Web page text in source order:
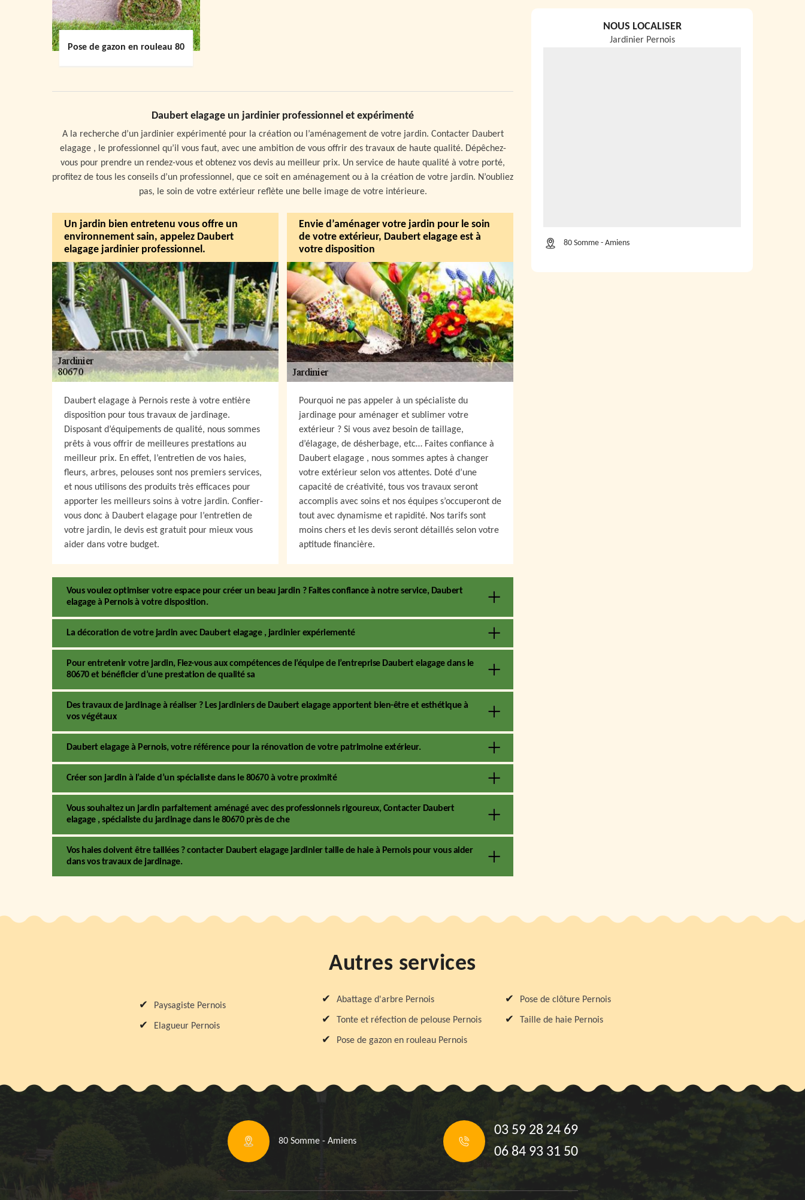
Pose de gazon en rouleau 80
Daubert elagage un jardinier professionnel et expérimenté
A la recherche d’un jardinier expérimenté pour la création ou l’aménagement de votre jardin. Contacter Daubert
elagage , le professionnel qu’il vous faut, avec une ambition de vous offrir des travaux de haute qualité. Dépêchez-
vous pour prendre un rendez-vous et obtenez vos devis au meilleur prix. Un service de haute qualité à votre porté,
profitez de tous les conseils d’un professionnel, que ce soit en aménagement ou à la création de votre jardin. N’oubliez
pas, le soin de votre extérieur reflète une belle image de votre intérieure.
Un jardin bien entretenu vous offre un
environnement sain, appelez Daubert
elagage jardinier professionnel.
Daubert elagage à Pernois reste à votre entière
disposition pour tous travaux de jardinage.
Disposant d’équipements de qualité, nous sommes
prêts à vous offrir de meilleures prestations au
meilleur prix. En effet, l’entretien de vos haies,
fleurs, arbres, pelouses sont nos premiers services,
et nous utilisons des produits très efficaces pour
apporter les meilleurs soins à votre jardin. Confier-
vous donc à Daubert elagage pour l’entretien de
votre jardin, le devis est gratuit pour mieux vous
aider dans votre budget.
Envie d’aménager votre jardin pour le soin
de votre extérieur, Daubert elagage est à
votre disposition
Pourquoi ne pas appeler à un spécialiste du
jardinage pour aménager et sublimer votre
extérieur ? Si vous avez besoin de taillage,
d’élagage, de désherbage, etc… Faites confiance à
Daubert elagage , nous sommes aptes à changer
votre extérieur selon vos attentes. Doté d’une
capacité de créativité, tous vos travaux seront
accomplis avec soins et nos équipes s’occuperont de
tout avec dynamisme et rapidité. Nos tarifs sont
moins chers et les devis seront détaillés selon votre
aptitude financière.
Vous voulez optimiser votre espace pour créer un beau jardin ? Faites confiance à notre service, Daubert
elagage à Pernois à votre disposition.
La décoration de votre jardin avec Daubert elagage , jardinier expériementé
Pour entretenir votre jardin, Fiez-vous aux compétences de l’équipe de l’entreprise Daubert elagage dans le
80670 et bénéficier d’une prestation de qualité sa
Des travaux de jardinage à réaliser ? Les jardiniers de Daubert elagage apportent bien-être et esthétique à
vos végétaux
Daubert elagage à Pernois, votre référence pour la rénovation de votre patrimoine extérieur.
Créer son jardin à l’aide d’un spécialiste dans le 80670 à votre proximité
Vous souhaitez un jardin parfaitement aménagé avec des professionnels rigoureux, Contacter Daubert
elagage , spécialiste du jardinage dans le 80670 près de che
Vos haies doivent être taillées ? contacter Daubert elagage jardinier taille de haie à Pernois pour vous aider
dans vos travaux de jardinage.
NOUS LOCALISER
Jardinier Pernois
80 Somme - Amiens
Autres services
Paysagiste Pernois
Elagueur Pernois
Abattage d'arbre Pernois
Tonte et réfection de pelouse Pernois
Pose de gazon en rouleau Pernois
Pose de clôture Pernois
Taille de haie Pernois
80 Somme - Amiens
03 59 28 24 69
06 84 93 31 50